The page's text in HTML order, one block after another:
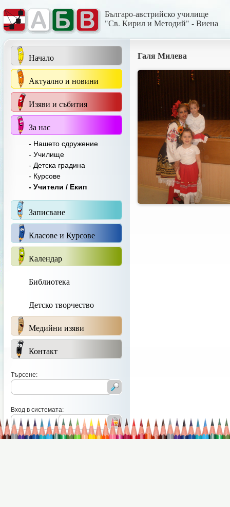
Българо-австрийско училище
"Св. Кирил и Методий" - Виена
Начало
Актуално и новини
Изяви и събития
За нас
- Нашето сдружение
- Училище
- Детска градина
- Курсове
- Учители / Екип
Записване
Класове и Курсове
Календар
Библиотека
Детско творчество
Медийни изяви
Контакт
Търсене:
Вход в системата:
Галя Милева